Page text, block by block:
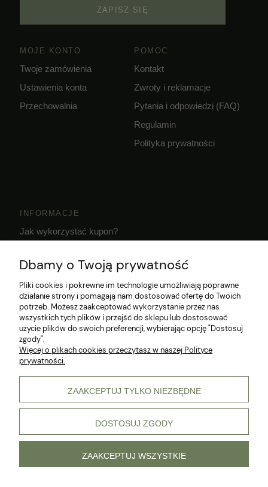
ZAPISZ SIĘ
MOJE KONTO
Twoje zamówienia
Ustawienia konta
Przechowalnia
POMOC
Kontakt
Zwroty i reklamacje
Pytania i odpowiedzi (FAQ)
Regulamin
Polityka prywatności
INFORMACJE
Jak wykorzystać kupon?
Klub Hodowcy VIP
© 2026 Wszelkie prawa zastrzeżone
pokaż pełną wersję strony
Sklep internetowy Shoper Premium
Dbamy o Twoją prywatność
Pliki cookies i pokrewne im technologie umożliwiają poprawne
działanie strony i pomagają nam dostosować ofertę do Twoich
potrzeb. Możesz zaakceptować wykorzystanie przez nas
wszystkich tych plików i przejść do sklepu lub dostosować
użycie plików do swoich preferencji, wybierając opcję "Dostosuj
zgody".
Więcej o plikach cookies przeczytasz w naszej Polityce
prywatności.
ZAAKCEPTUJ TYLKO NIEZBĘDNE
DOSTOSUJ ZGODY
ZAAKCEPTUJ WSZYSTKIE